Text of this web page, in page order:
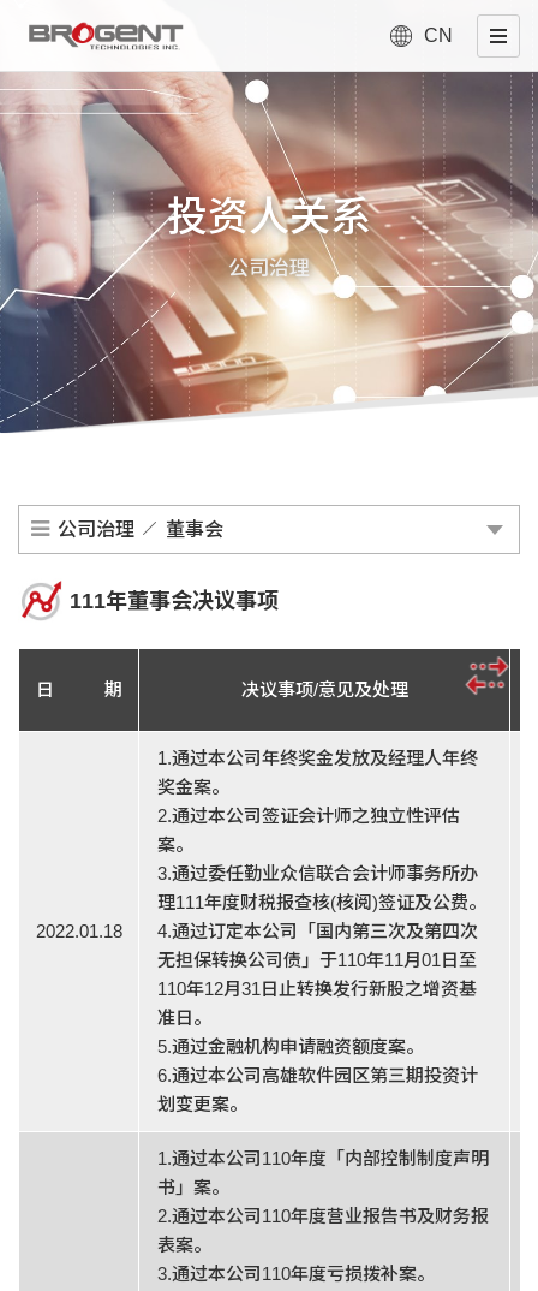
CN
投资人关系
公司治理
公司治理 董事会
111年董事会决议事项
日 期 决议事项/意见及处理
2022.01.18
1.通过本公司年终奖金发放及经理人年终
奖金案。
2.通过本公司签证会计师之独立性评估
案。
3.通过委任勤业众信联合会计师事务所办
理111年度财税报查核(核阅)签证及公费。
4.通过订定本公司「国内第三次及第四次
无担保转换公司债」于110年11月01日至
110年12月31日止转换发行新股之增资基
准日。
5.通过金融机构申请融资额度案。
6.通过本公司高雄软件园区第三期投资计
划变更案。
1.通过本公司110年度「内部控制制度声明
书」案。
2.通过本公司110年度营业报告书及财务报
表案。
3.通过本公司110年度亏损拨补案。